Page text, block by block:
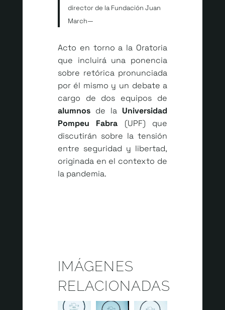
director de la Fundación Juan
March—
Acto en torno a la Oratoria
que incluirá una ponencia
sobre retórica pronunciada
por él mismo y un debate a
cargo de dos equipos de
alumnosde la Universidad
Pompeu Fabra (UPF) que
discutirán sobre la tensión
entre seguridad y libertad,
originada en el contexto de
la pandemia.
IMÁGENES
RELACIONADAS